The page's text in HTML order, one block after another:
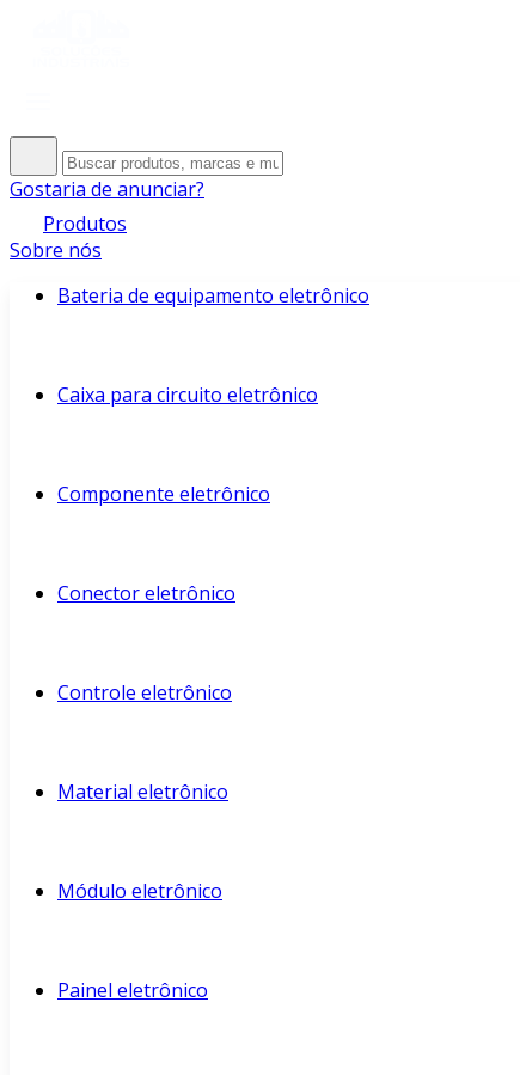
Gostaria de anunciar?
Produtos
Sobre nós
Bateria de equipamento eletrônico
Caixa para circuito eletrônico
Componente eletrônico
Conector eletrônico
Controle eletrônico
Material eletrônico
Módulo eletrônico
Painel eletrônico